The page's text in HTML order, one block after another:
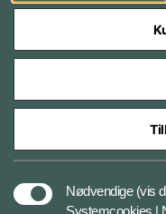
Styrelser og
Nødvendige (vis
Systemcookies |